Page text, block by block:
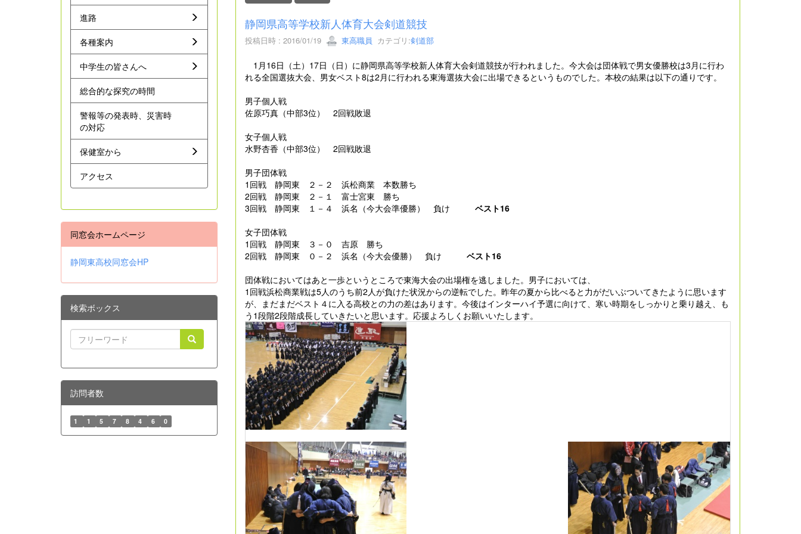
静岡県高等学校新人体育大会剣道競技
投稿日時 : 2016/01/19 東高職員 カテゴリ:剣道部
1月16日（土）17日（日）に静岡県高等学校新人体育大会剣道競技が行われました。今大会は団体戦で男女優勝校は3月に行わ
れる全国選抜大会、男女ベスト8は2月に行われる東海選抜大会に出場できるというものでした。本校の結果は以下の通りです。
男子個人戦
佐原巧真（中部3位） 2回戦敗退
女子個人戦
水野杏香（中部3位） 2回戦敗退
男子団体戦
1回戦 静岡東 ２－２ 浜松商業 本数勝ち
2回戦 静岡東 ２－１ 富士宮東 勝ち
3回戦 静岡東 １－４ 浜名（今大会準優勝） 負け
ベスト16
女子団体戦
1回戦 静岡東 ３－０ 吉原 勝ち
2回戦 静岡東 ０－２ 浜名（今大会優勝） 負け ベスト16
団体戦においてはあと一歩というところで東海大会の出場権を逃しました。男子においては、
1回戦浜松商業戦は5人のうち前2人が負けた状況からの逆転でした。昨年の夏から比べると力がだいぶついてきたように思います
が、まだまだベスト４に入る高校との力の差はあります。今後はインターハイ予選に向けて、寒い時期をしっかりと乗り越え、も
う1段階2段階成長していきたいと思います。応援よろしくお願いいたします。
進路
各種案内
中学生の皆さんへ
総合的な探究の時間
警報等の発表時、災害時
の対応
保健室から
アクセス
同窓会ホームページ
静岡東高校同窓会HP
検索ボックス
訪問者数
1 1 5 7 8 4 6 0